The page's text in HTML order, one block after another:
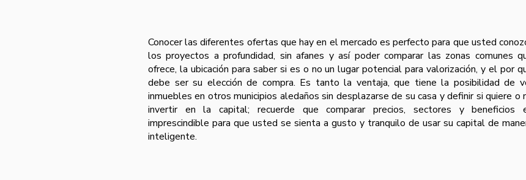
Conocer las diferentes ofertas que hay en el mercado es perfecto para que usted
los proyectos a profundidad, sin afanes y así poder comparar las zonas comunes
ofrece, la ubicación para saber si es o no un lugar potencial para valorización, y el por
debe ser su elección de compra. Es tanto la ventaja, que tiene la posibilidad de
inmuebles en otros municipios aledaños sin desplazarse de su casa y definir si quiere o
invertir en la capital; recuerde que comparar precios, sectores y beneficios
imprescindible para que usted se sienta a gusto y tranquilo de usar su capital de
inteligente.